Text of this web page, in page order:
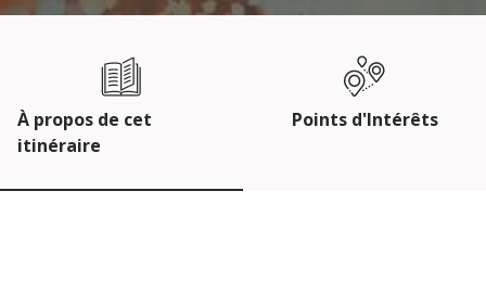
À propos de cet
itinéraire
Points d'Intérêts